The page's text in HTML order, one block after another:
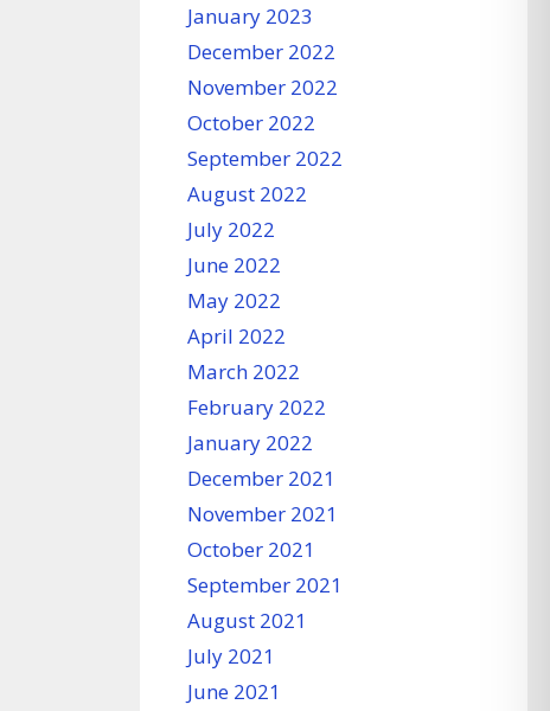
January 2023
December 2022
November 2022
October 2022
September 2022
August 2022
July 2022
June 2022
May 2022
April 2022
March 2022
February 2022
January 2022
December 2021
November 2021
October 2021
September 2021
August 2021
July 2021
June 2021